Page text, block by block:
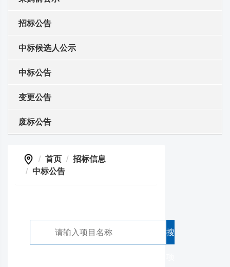
招标公告
中标候选人公示
中标公告
变更公告
废标公告
首页
招标信息
中标公告
搜